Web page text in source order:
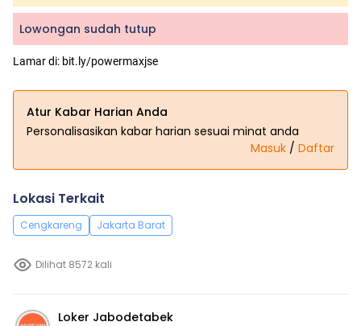
Lowongan sudah tutup
Lamar di: bit.ly/powermaxjse
Atur Kabar Harian Anda
Personalisasikan kabar harian sesuai minat anda
Masuk / Daftar
Lokasi Terkait
Cengkareng Jakarta Barat
Dilihat 8572 kali
Loker Jabodetabek